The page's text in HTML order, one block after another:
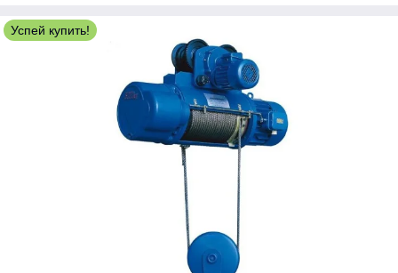
Успей купить!